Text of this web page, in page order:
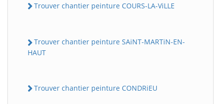
Trouver chantier peinture COURS-LA-ViLLE
Trouver chantier peinture SAiNT-MARTiN-EN-
HAUT
Trouver chantier peinture CONDRiEU